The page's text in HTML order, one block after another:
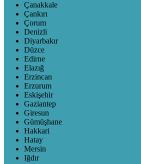
Çanakkale
Çankırı
Çorum
Denizli
Diyarbakır
Düzce
Edirne
Elazığ
Erzincan
Erzurum
Eskişehir
Gaziantep
Giresun
Gümüşhane
Hakkari
Hatay
Mersin
Iğdır